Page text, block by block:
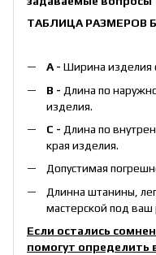
ТАБЛИЦА РАЗМЕРОВ
А - Ширина изделия
B - Длина по
изделия.
С - Длина по
края изделия.
Допустимая
Длинна штанины,
мастерской под ваш
Если остались
помогут определить